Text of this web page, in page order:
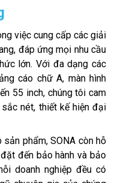
việc cung cấp các giải
đáp ứng mọi nhu cầu
lớn. Với đa dạng các
cáo chữ A, màn hình
55 inch, chúng tôi cam
nét, thiết kế hiện đại
phẩm, SONA còn hỗ
đến bảo hành và bảo
doanh nghiệp đều có